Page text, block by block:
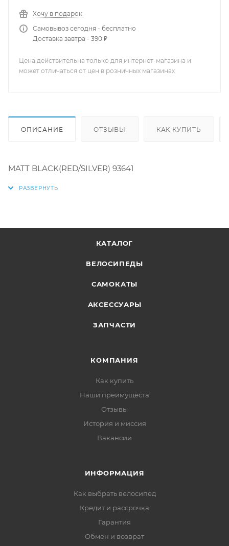
Хочу в подарок
Самовывоз сегодня - бесплатно
Доставка завтра - 390 ₽
Цена действительна только для интернет-магазина и
может отличаться от цен в розничных магазинах
ОПИСАНИЕ ОТЗЫВЫ КАК КУПИТЬ
MATT BLACK(RED/SILVER) 93641
КАТАЛОГ
ВЕЛОСИПЕДЫ
САМОКАТЫ
АКСЕССУАРЫ
ЗАПЧАСТИ
КОМПАНИЯ
Как купить
Наши преимущеста
Отзывы
История и миссия
Вакансии
ИНФОРМАЦИЯ
Как выбрать велосипед
Кредит и рассрочка
Гарантия
Обмен и возврат